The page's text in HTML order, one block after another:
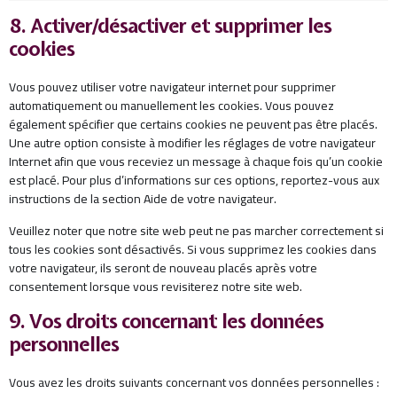
8. Activer/désactiver et supprimer les
cookies
Vous pouvez utiliser votre navigateur internet pour supprimer
automatiquement ou manuellement les cookies. Vous pouvez
également spécifier que certains cookies ne peuvent pas être placés.
Une autre option consiste à modifier les réglages de votre navigateur
Internet afin que vous receviez un message à chaque fois qu’un cookie
est placé. Pour plus d’informations sur ces options, reportez-vous aux
instructions de la section Aide de votre navigateur.
Veuillez noter que notre site web peut ne pas marcher correctement si
tous les cookies sont désactivés. Si vous supprimez les cookies dans
votre navigateur, ils seront de nouveau placés après votre
consentement lorsque vous revisiterez notre site web.
9. Vos droits concernant les données
personnelles
Vous avez les droits suivants concernant vos données personnelles :